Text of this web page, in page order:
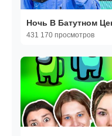
Ночь В Батутном
431 170 просмотров